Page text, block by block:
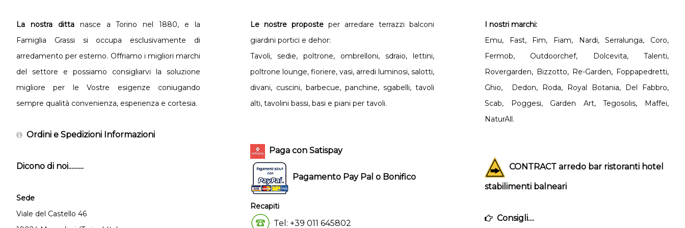
La nostra dittanasce a Torino nel 1880, e la
Famiglia Grassi si occupa esclusivamente di
arredamento per esterno. Offriamo i migliori marchi
del settore e possiamo consigliarvi la soluzione
migliore per le Vostre esigenze coniugando
sempre qualità convenienza, esperienza e cortesia.
Ordini e Spedizioni Informazioni
Dicono di noi..........
Sede
Viale del Castello 46
Le nostre proposte per arredare terrazzi balconi
giardini portici e dehor:
Tavoli, sedie, poltrone, ombrelloni, sdraio, lettini,
poltrone lounge, fioriere, vasi, arredi luminosi, salotti,
divani, cuscini, barbecue, panchine, sgabelli, tavoli
alti, tavolini bassi, basi e piani per tavoli.
Paga con Satispay
Pagamento Pay Pal o Bonifico
Recapiti
Tel: +39 011 645802
I nostri marchi:
Emu, Fast, Fim, Fiam, Nardi, Serralunga, Coro,
Fermob, Outdoorchef, Dolcevita, Talenti,
Rovergarden, Bizzotto, Re-Garden, Foppapedretti,
Ghio, Dedon, Roda, Royal Botania, Del Fabbro,
Scab, Poggesi, Garden Art, Tegosolis, Maffei,
NaturAll.
CONTRACT arredo bar ristoranti hotel
stabilimenti balneari
Consigli....